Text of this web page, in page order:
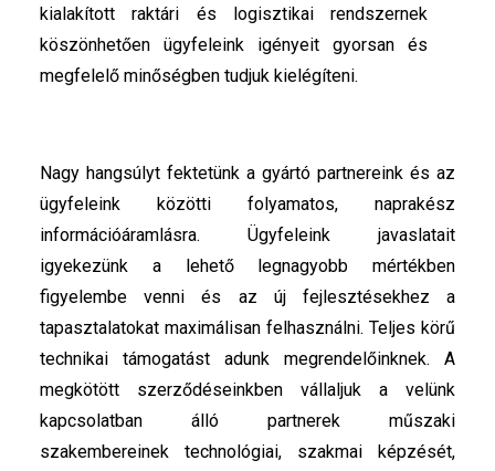
kialakított raktári és logisztikai rendszernek
köszönhetően ügyfeleink igényeit gyorsan és
megfelelő minőségben tudjuk kielégíteni.
Nagy hangsúlyt fektetünk a gyártó partnereink és az
ügyfeleink közötti folyamatos, naprakész
információáramlásra. Ügyfeleink javaslatait
igyekezünk a lehető legnagyobb mértékben
figyelembe venni és az új fejlesztésekhez a
tapasztalatokat maximálisan felhasználni. Teljes körű
technikai támogatást adunk megrendelőinknek. A
megkötött szerződéseinkben vállaljuk a velünk
kapcsolatban álló partnerek műszaki
szakembereinek technológiai, szakmai képzését,